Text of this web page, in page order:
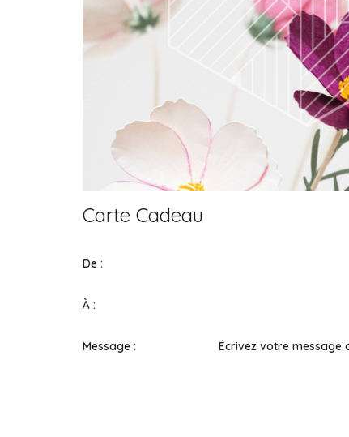
Carte Cadeau
De :
À :
Message : Écrivez votre message